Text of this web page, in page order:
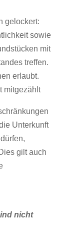
gelockert:
sowie
mit
treffen.
erlaubt.
mitgezählt
Unterkunft
gilt auch
nicht